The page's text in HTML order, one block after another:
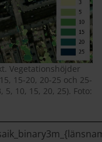
Vegetationshöjder
15-20, 20-25 och 25-
10, 15, 20, 25). Foto: